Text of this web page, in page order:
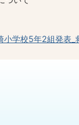
小学校5年2組発表